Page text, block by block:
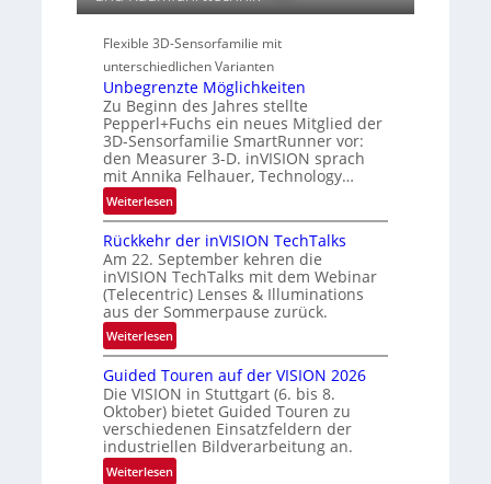
-
B
-
R
u
n
d
e
i
n
r
N
e
w
s
‘
Flexible 3D-Sensorfamilie mit
unterschiedlichen Varianten
Unbegrenzte Möglichkeiten
Zu Beginn des Jahres stellte
Pepperl+Fuchs ein neues Mitglied der
3D-Sensorfamilie SmartRunner vor:
den Measurer 3-D. inVISION sprach
mit Annika Felhauer, Technology…
Weiterlesen:
U
n
b
e
g
r
e
z
t
e
M
ö
Rückkehr der inVISION TechTalks
Am 22. September kehren die
inVISION TechTalks mit dem Webinar
(Telecentric) Lenses & Illuminations
aus der Sommerpause zurück.
Weiterlesen:
R
ü
c
k
k
e
h
Guided Touren auf der VISION 2026
Die VISION in Stuttgart (6. bis 8.
Oktober) bietet Guided Touren zu
verschiedenen Einsatzfeldern der
industriellen Bildverarbeitung an.
Weiterlesen: